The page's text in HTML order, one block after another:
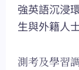
強英語沉浸
生與外籍人
測考及學習